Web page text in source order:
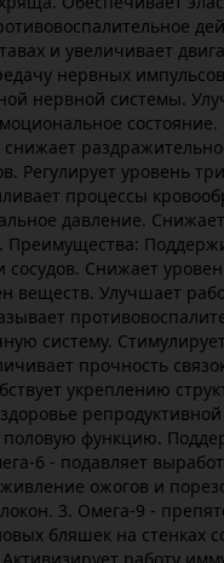
и увеличивает
нервных
нервной системы.
снижает
Регулирует уровень
процессы
давление.
Преимущества:
сосудов. Снижает
веществ. Улучшает
систему.
прочность
укреплению
функцию.
6 - подавляет
ожогов и
3. Омега-9 -
бляшек на стенках